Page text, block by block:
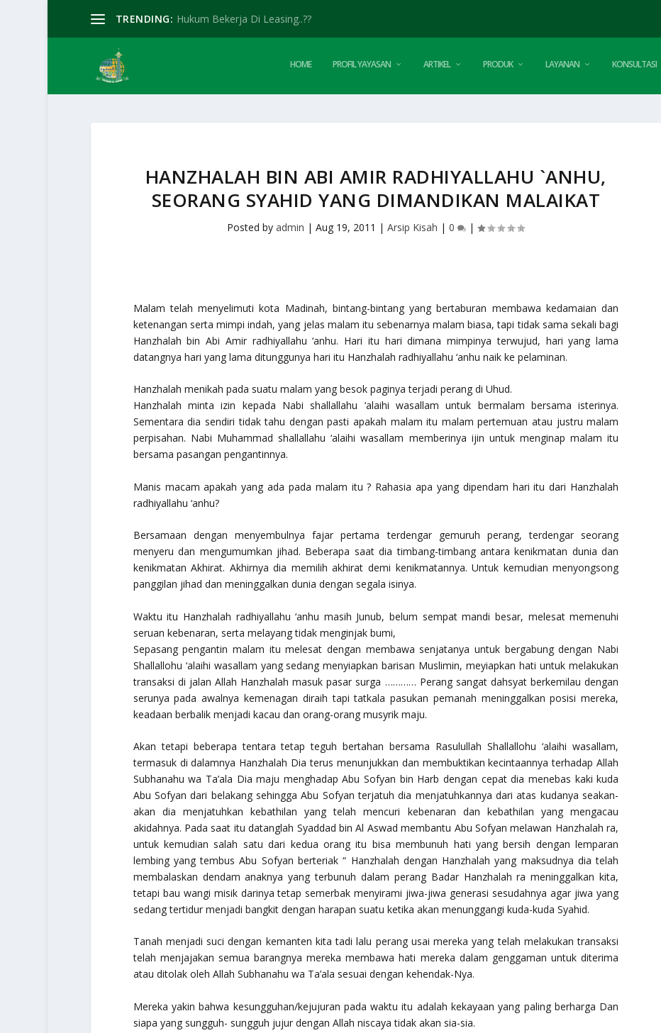
TRENDING: Hukum Bekerja Di Leasing..??
HOME PROFIL YAYASAN ARTIKEL PRODUK LAYANAN KONSULTASI
HANZHALAH BIN ABI AMIR RADHIYALLAHU `ANHU,
SEORANG SYAHID YANG DIMANDIKAN MALAIKAT
Posted byadmin |Aug 19, 2011 |Arsip Kisah |0 |
Malam telah menyelimuti kota Madinah, bintang-bintang yang bertaburan membawa kedamaian dan
ketenangan serta mimpi indah, yang jelas malam itu sebenarnya malam biasa, tapi tidak sama sekali bagi
Hanzhalah bin Abi Amir radhiyallahu ‘anhu. Hari itu hari dimana mimpinya terwujud, hari yang lama
datangnya hari yang lama ditunggunya hari itu Hanzhalah radhiyallahu ‘anhu naik ke pelaminan.
Hanzhalah menikah pada suatu malam yang besok paginya terjadi perang di Uhud.
Hanzhalah minta izin kepada Nabi shallallahu ‘alaihi wasallam untuk bermalam bersama isterinya.
Sementara dia sendiri tidak tahu dengan pasti apakah malam itu malam pertemuan atau justru malam
perpisahan. Nabi Muhammad shallallahu ‘alaihi wasallam memberinya ijin untuk menginap malam itu
bersama pasangan pengantinnya.
Manis macam apakah yang ada pada malam itu ? Rahasia apa yang dipendam hari itu dari Hanzhalah
radhiyallahu ‘anhu?
Bersamaan dengan menyembulnya fajar pertama terdengar gemuruh perang, terdengar seorang
menyeru dan mengumumkan jihad. Beberapa saat dia timbang-timbang antara kenikmatan dunia dan
kenikmatan Akhirat. Akhirnya dia memilih akhirat demi kenikmatannya. Untuk kemudian menyongsong
panggilan jihad dan meninggalkan dunia dengan segala isinya.
Waktu itu Hanzhalah radhiyallahu ‘anhu masih Junub, belum sempat mandi besar, melesat memenuhi
seruan kebenaran, serta melayang tidak menginjak bumi,
Sepasang pengantin malam itu melesat dengan membawa senjatanya untuk bergabung dengan Nabi
Shallallohu ‘alaihi wasallam yang sedang menyiapkan barisan Muslimin, meyiapkan hati untuk melakukan
transaksi di jalan Allah Hanzhalah masuk pasar surga ………… Perang sangat dahsyat berkemilau dengan
serunya pada awalnya kemenagan diraih tapi tatkala pasukan pemanah meninggalkan posisi mereka,
keadaan berbalik menjadi kacau dan orang-orang musyrik maju.
Akan tetapi beberapa tentara tetap teguh bertahan bersama Rasulullah Shallallohu ‘alaihi wasallam,
termasuk di dalamnya Hanzhalah Dia terus menunjukkan dan membuktikan kecintaannya terhadap Allah
Subhanahu wa Ta’ala Dia maju menghadap Abu Sofyan bin Harb dengan cepat dia menebas kaki kuda
Abu Sofyan dari belakang sehingga Abu Sofyan terjatuh dia menjatuhkannya dari atas kudanya seakan-
akan dia menjatuhkan kebathilan yang telah mencuri kebenaran dan kebathilan yang mengacau
akidahnya. Pada saat itu datanglah Syaddad bin Al Aswad membantu Abu Sofyan melawan Hanzhalah ra,
untuk kemudian salah satu dari kedua orang itu bisa membunuh hati yang bersih dengan lemparan
lembing yang tembus Abu Sofyan berteriak “ Hanzhalah dengan Hanzhalah yang maksudnya dia telah
membalaskan dendam anaknya yang terbunuh dalam perang Badar Hanzhalah ra meninggalkan kita,
tetapi bau wangi misik darinya tetap semerbak menyirami jiwa-jiwa generasi sesudahnya agar jiwa yang
sedang tertidur menjadi bangkit dengan harapan suatu ketika akan menunggangi kuda-kuda Syahid.
Tanah menjadi suci dengan kemanten kita tadi lalu perang usai mereka yang telah melakukan transaksi
telah menjajakan semua barangnya mereka membawa hati mereka dalam genggaman untuk diterima
atau ditolak oleh Allah Subhanahu wa Ta’ala sesuai dengan kehendak-Nya.
Mereka yakin bahwa kesungguhan/kejujuran pada waktu itu adalah kekayaan yang paling berharga Dan
siapa yang sungguh- sungguh jujur dengan Allah niscaya tidak akan sia-sia.